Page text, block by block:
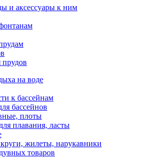
и аксессуары к ним
прудов
на воде
к бассейнам
бассейнов
плоты
плавания, ласты
жилеты, нарукавники
товаров